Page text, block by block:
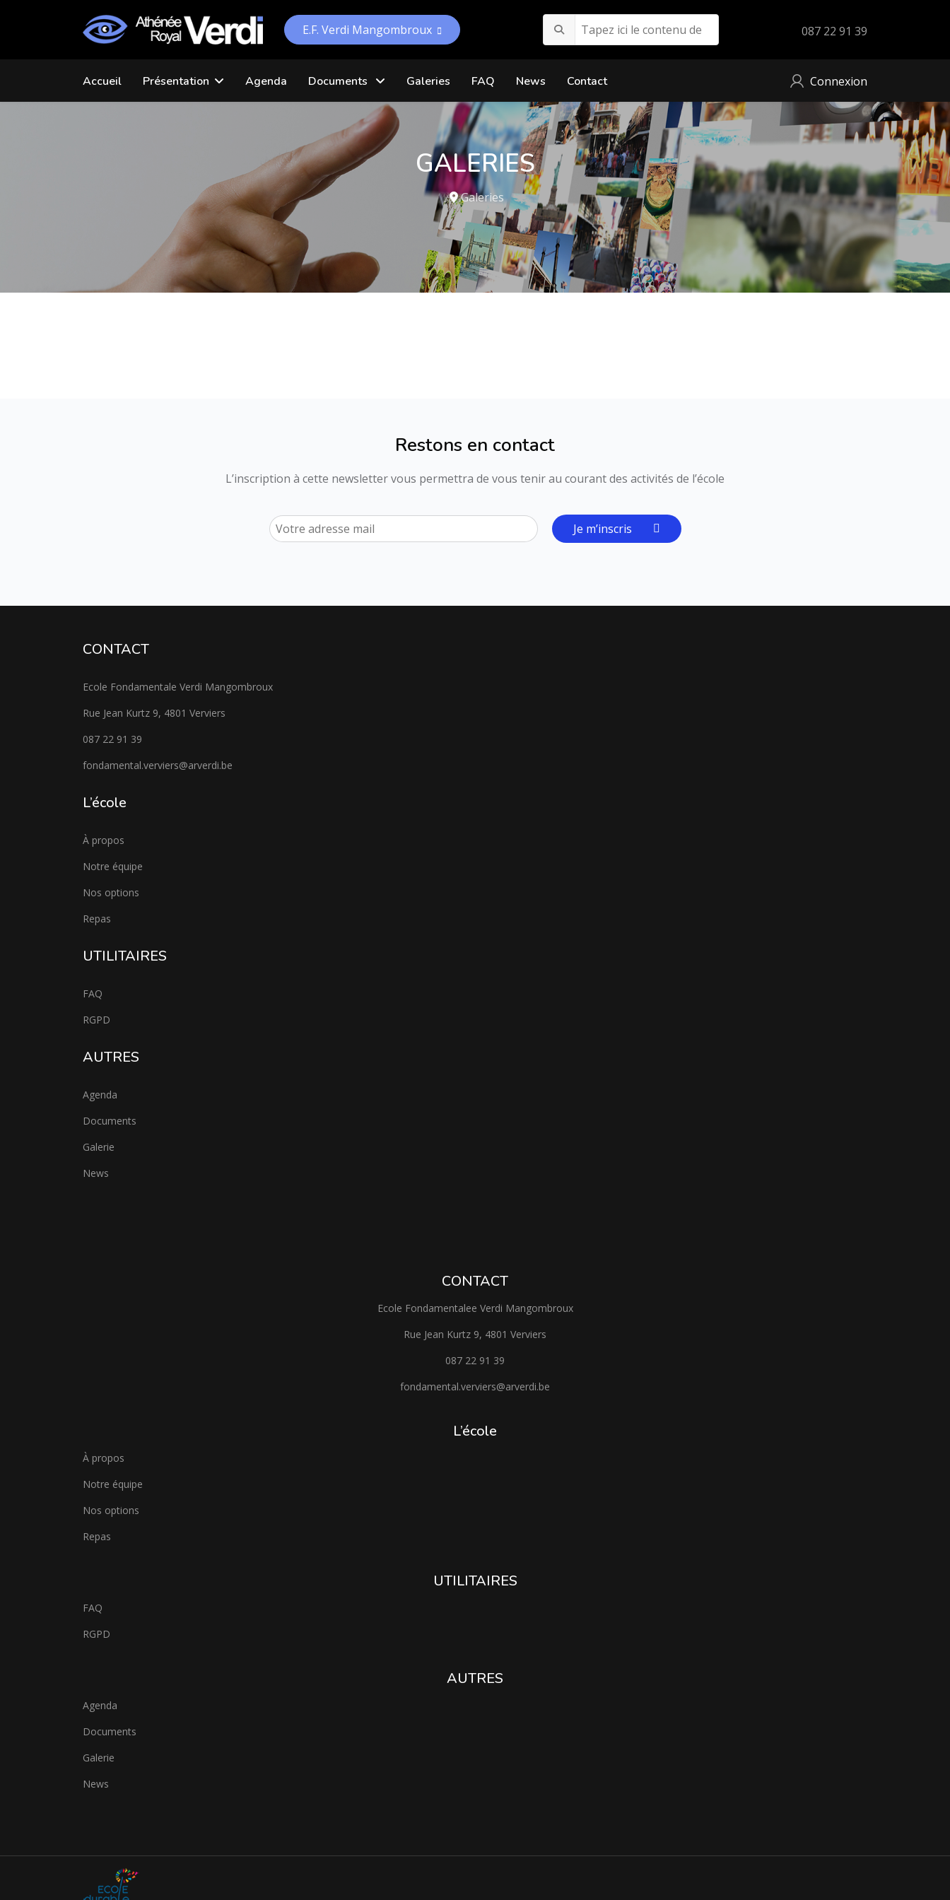
E.F. Verdi Mangombroux 087 22 91 39
Accueil Présentation Agenda Documents Galeries FAQ News Contact Connexion
GALERIES
Galeries
Restons en contact
L’inscription à cette newsletter vous permettra de vous tenir au courant des activités de l’école
Je m’inscris
CONTACT
Ecole Fondamentale Verdi Mangombroux
Rue Jean Kurtz 9, 4801 Verviers
087 22 91 39
fondamental.verviers@arverdi.be
L’école
À propos
Notre équipe
Nos options
Repas
UTILITAIRES
FAQ
RGPD
AUTRES
Agenda
Documents
Galerie
News
CONTACT
Ecole Fondamentalee Verdi Mangombroux
Rue Jean Kurtz 9, 4801 Verviers
087 22 91 39
fondamental.verviers@arverdi.be
L’école
À propos
Notre équipe
Nos options
Repas
UTILITAIRES
FAQ
RGPD
AUTRES
Agenda
Documents
Galerie
News